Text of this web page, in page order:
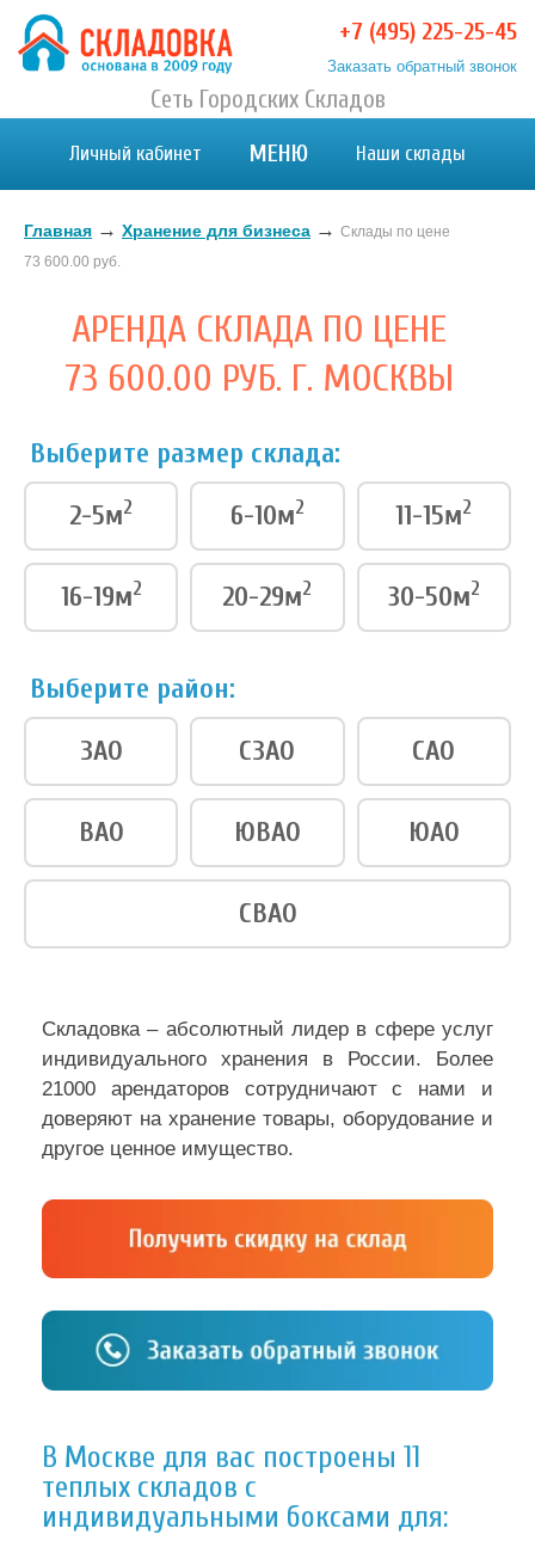
Хранение вещей в Москве и МО. Склад временного
Хранение вещей в Москве и МО. Склад временного хранения. Складовка
+7 (495) 225-25-45
Заказать обратный звонок
Сеть Городских Складов
Личный кабинет МЕНЮ Наши склады
Главная → Хранение для бизнеса → Склады по цене
73 600.00 руб.
АРЕНДА СКЛАДА ПО ЦЕНЕ
73 600.00 РУБ. Г. МОСКВЫ
Выберите размер склада:
2-5м2 6-10м2 11-15м2
16-19м2 20-29м2 30-50м2
Выберите район:
ЗАО
СЗАО САО
ВАО ЮВАО ЮАО
СВАО
Складовка – абсолютный лидер в сфере услуг
индивидуального хранения в России. Более
21000 арендаторов сотрудничают с нами и
доверяют на хранение товары, оборудование и
другое ценное имущество.
В Москве для вас построены 11
теплых складов с
индивидуальными боксами для: